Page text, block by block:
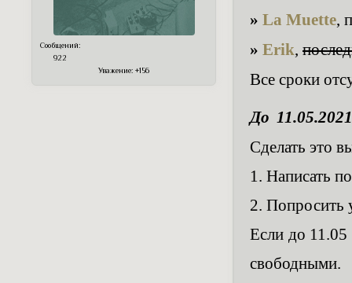
Сообщений:
922
Уважение: +156
» La Muette,
» Erik,
Все сроки
До
Сделать это
1. Написать
2. Попросить
Если до 11.05
свободными.